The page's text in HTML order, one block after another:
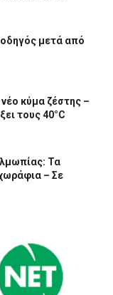
μετά από
κύμα ζέστης –
τους 40°C
Τα
– Σε